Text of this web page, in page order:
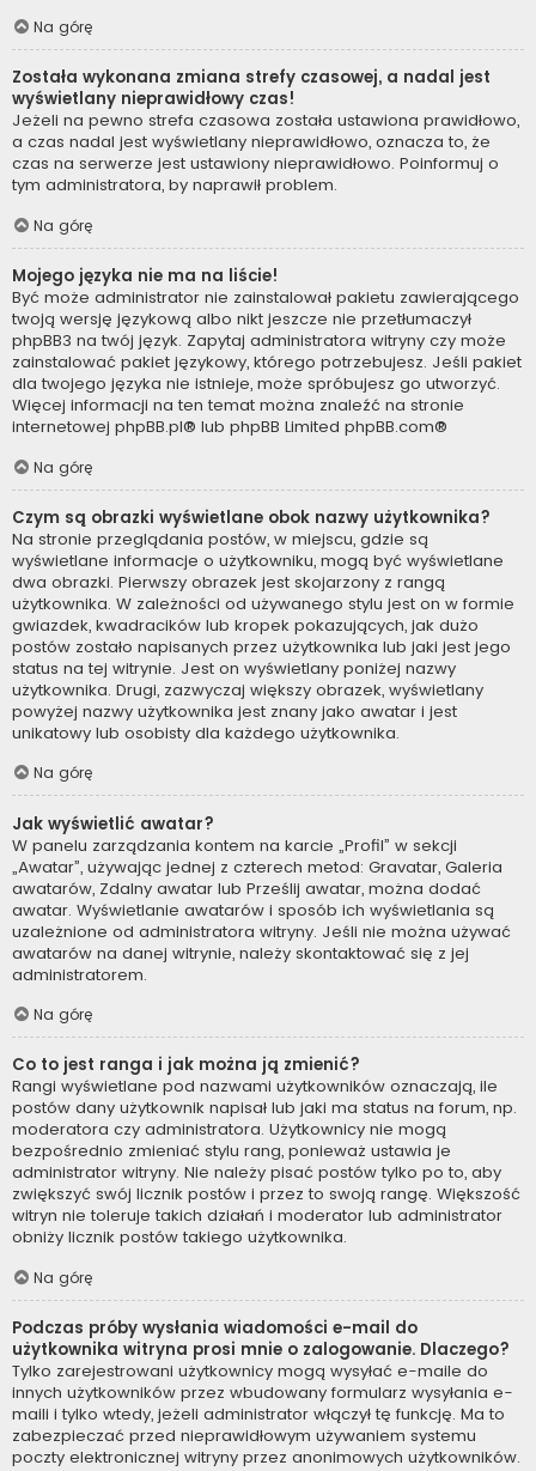
Na górę
Została wykonana zmiana strefy czasowej, a nadal jest
wyświetlany nieprawidłowy czas!
Jeżeli na pewno strefa czasowa została ustawiona prawidłowo,
a czas nadal jest wyświetlany nieprawidłowo, oznacza to, że
czas na serwerze jest ustawiony nieprawidłowo. Poinformuj o
tym administratora, by naprawił problem.
Na górę
Mojego języka nie ma na liście!
Być może administrator nie zainstalował pakietu zawierającego
twoją wersję językową albo nikt jeszcze nie przetłumaczył
phpBB3 na twój język. Zapytaj administratora witryny czy może
zainstalować pakiet językowy, którego potrzebujesz. Jeśli pakiet
dla twojego języka nie istnieje, może spróbujesz go utworzyć.
Więcej informacji na ten temat można znaleźć na stronie
internetowej phpBB.pl® lub phpBB Limited phpBB.com®
Na górę
Czym są obrazki wyświetlane obok nazwy użytkownika?
Na stronie przeglądania postów, w miejscu, gdzie są
wyświetlane informacje o użytkowniku, mogą być wyświetlane
dwa obrazki. Pierwszy obrazek jest skojarzony z rangą
użytkownika. W zależności od używanego stylu jest on w formie
gwiazdek, kwadracików lub kropek pokazujących, jak dużo
postów zostało napisanych przez użytkownika lub jaki jest jego
status na tej witrynie. Jest on wyświetlany poniżej nazwy
użytkownika. Drugi, zazwyczaj większy obrazek, wyświetlany
powyżej nazwy użytkownika jest znany jako awatar i jest
unikatowy lub osobisty dla każdego użytkownika.
Na górę
Jak wyświetlić awatar?
W panelu zarządzania kontem na karcie „Profil” w sekcji
„Awatar”, używając jednej z czterech metod: Gravatar, Galeria
awatarów, Zdalny awatar lub Prześlij awatar, można dodać
awatar. Wyświetlanie awatarów i sposób ich wyświetlania są
uzależnione od administratora witryny. Jeśli nie można używać
awatarów na danej witrynie, należy skontaktować się z jej
administratorem.
Na górę
Co to jest ranga i jak można ją zmienić?
Rangi wyświetlane pod nazwami użytkowników oznaczają, ile
postów dany użytkownik napisał lub jaki ma status na forum, np.
moderatora czy administratora. Użytkownicy nie mogą
bezpośrednio zmieniać stylu rang, ponieważ ustawia je
administrator witryny. Nie należy pisać postów tylko po to, aby
zwiększyć swój licznik postów i przez to swoją rangę. Większość
witryn nie toleruje takich działań i moderator lub administrator
obniży licznik postów takiego użytkownika.
Na górę
Podczas próby wysłania wiadomości e-mail do
użytkownika witryna prosi mnie o zalogowanie. Dlaczego?
Tylko zarejestrowani użytkownicy mogą wysyłać e-maile do
innych użytkowników przez wbudowany formularz wysyłania e-
maili i tylko wtedy, jeżeli administrator włączył tę funkcję. Ma to
zabezpieczać przed nieprawidłowym używaniem systemu
poczty elektronicznej witryny przez anonimowych użytkowników.